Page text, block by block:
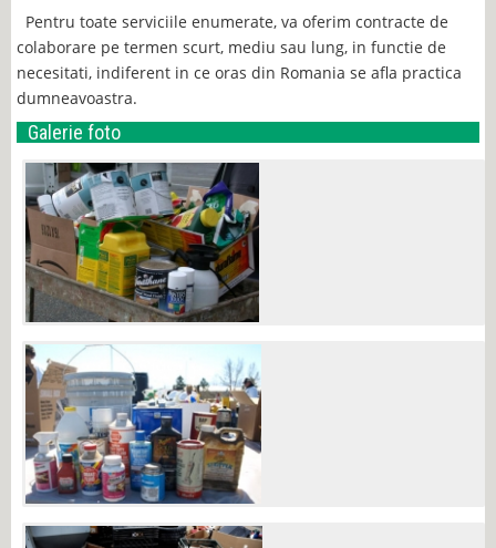
Pentru toate serviciile enumerate, va oferim contracte de
colaborare pe termen scurt, mediu sau lung, in functie de
necesitati, indiferent in ce oras din Romania se afla practica
dumneavoastra.
Galerie foto